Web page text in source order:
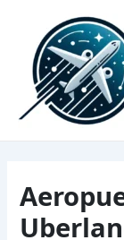
contenido